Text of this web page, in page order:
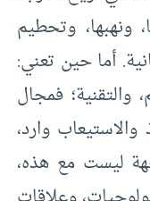
ونهبها، وتحطيم
أما حين تعني:
والتقنية؛ فمجال
وارد،
ليست مع هذه،